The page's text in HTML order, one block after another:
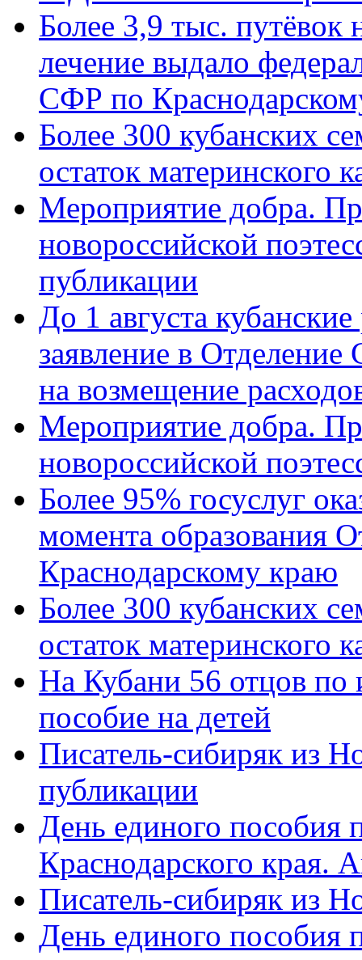
Более 3,9 тыс. путёвок
лечение выдало
СФР по
Более 300 кубанских
остаток материнского
Мероприятие добра.
новороссийской
публикации
До 1 августа
заявление в
на возмещение
Мероприятие добра.
новороссийской
Более 95% госуслуг
момента образования
Краснодарскому краю
Более 300 кубанских
остаток материнского
На Кубани 56 отцов по
пособие на детей
Писатель-сибиряк из
публикации
День единого пособия
Краснодарского края.
Писатель-сибиряк из
День единого пособия